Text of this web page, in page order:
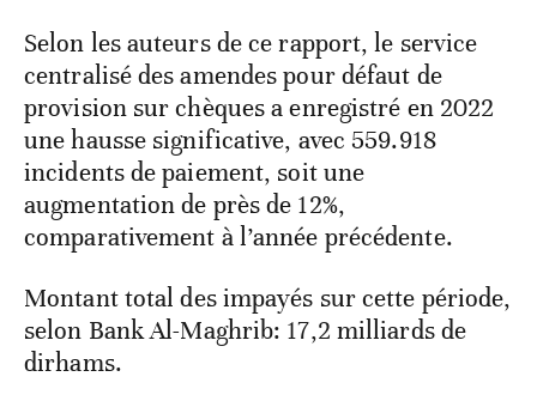
Selon les auteurs de ce rapport, le service
centralisé des amendes pour défaut de
provision sur chèques a enregistré en 2022
une hausse significative, avec 559.918
incidents de paiement, soit une
augmentation de près de 12%,
comparativement à l’année précédente.
Montant total des impayés sur cette période,
selon Bank Al-Maghrib: 17,2 milliards de
dirhams.